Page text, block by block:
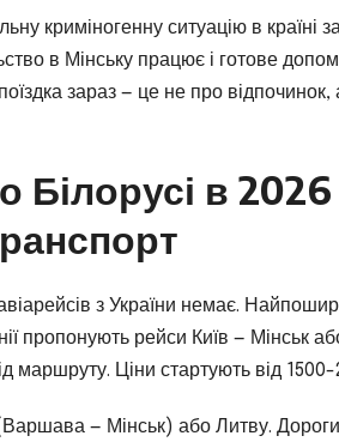
криміногенну ситуацію в країні
в Мінську працює і готове
зараз — це не про
Білорусі в
з України немає.
пропонують рейси Київ — Мінськ
маршруту. Ціни стартують від 1500-
— Мінськ) або Литву. Дороги